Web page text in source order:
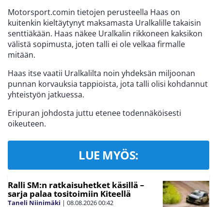
Motorsport.comin tietojen perusteella Haas on
kuitenkin kieltäytynyt maksamasta Uralkalille takaisin
senttiäkään. Haas näkee Uralkalin rikkoneen kaksikon
välistä sopimusta, joten talli ei ole velkaa firmalle
mitään.
Haas itse vaatii Uralkalilta noin yhdeksän miljoonan
punnan korvauksia tappioista, jota talli olisi kohdannut
yhteistyön jatkuessa.
Eripuran johdosta juttu etenee todennäköisesti
oikeuteen.
LUE MYÖS:
Ralli SM:n ratkaisuhetket käsillä –
sarja palaa tositoimiin Kiteellä
Taneli Niinimäki | 08.08.202600:42